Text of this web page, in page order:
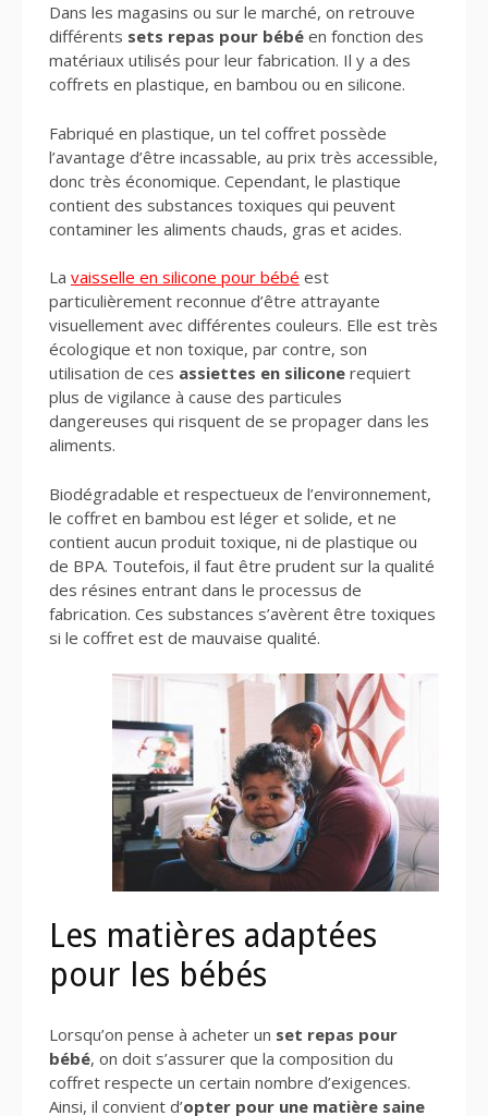
Dans les magasins ou sur le marché, on retrouve
différents sets repas pour bébé en fonction des
matériaux utilisés pour leur fabrication. Il y a des
coffrets en plastique, en bambou ou en silicone.
Fabriqué en plastique, un tel coffret possède
l’avantage d’être incassable, au prix très accessible,
donc très économique. Cependant, le plastique
contient des substances toxiques qui peuvent
contaminer les aliments chauds, gras et acides.
La vaisselle en silicone pour bébé est
particulièrement reconnue d’être attrayante
visuellement avec différentes couleurs. Elle est très
écologique et non toxique, par contre, son
utilisation de ces assiettes en silicone requiert
plus de vigilance à cause des particules
dangereuses qui risquent de se propager dans les
aliments.
Biodégradable et respectueux de l’environnement,
le coffret en bambou est léger et solide, et ne
contient aucun produit toxique, ni de plastique ou
de BPA. Toutefois, il faut être prudent sur la qualité
des résines entrant dans le processus de
fabrication. Ces substances s’avèrent être toxiques
si le coffret est de mauvaise qualité.
Les matières adaptées
pour les bébés
Lorsqu’on pense à acheter un set repas pour
bébé, on doit s’assurer que la composition du
coffret respecte un certain nombre d’exigences.
Ainsi, il convient d’opter pour une matière saine